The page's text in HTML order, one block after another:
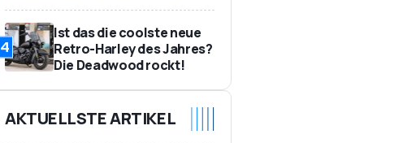
4
Ist das die coolste neue
Retro-Harley des Jahres?
Die Deadwood rockt!
AKTUELLSTE ARTIKEL